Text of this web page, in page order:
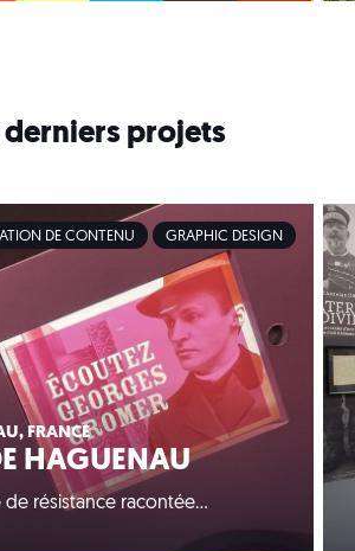
derniers projets
DE CONTENU GRAPHIC DESIGN
FRANCE
HAGUENAU
de résistance racontée…